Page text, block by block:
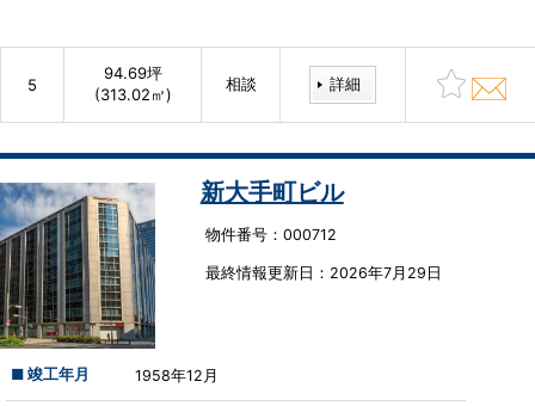
5
94.69坪
(313.02㎡)
相談 詳細
新大手町ビル
物件番号：000712
最終情報更新⽇：2026年7月29日
■ 竣工年月 1958年12月